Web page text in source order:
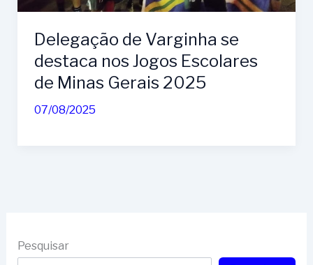
Delegação de Varginha se
destaca nos Jogos Escolares
de Minas Gerais 2025
07/08/2025
Pesquisar